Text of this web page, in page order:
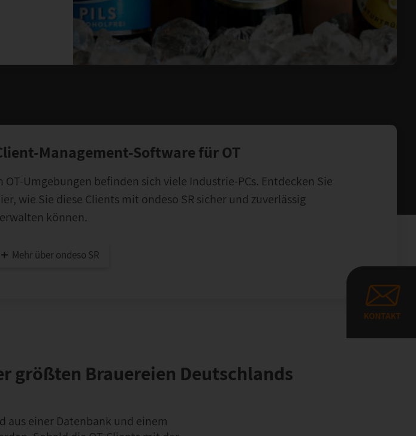
Management-Software für OT
OT-Umgebungen befinden sich viele Industrie-PCs. Entdecken Sie
wie Sie diese Clients mit ondeso SR sicher und zuverlässig
können.
Mehr über ondeso SR
größten Brauereien Deutschlands
aus einer Datenbank und einem